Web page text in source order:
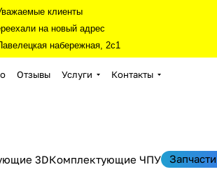
клиенты
на новый адрес
набережная, 2с1
Отзывы Услуги Контакты
3DКомплектующие ЧПУ